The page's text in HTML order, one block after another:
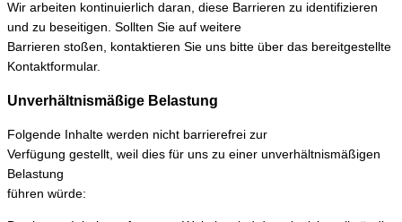
Wir arbeiten kontinuierlich daran, diese Barrieren zu identifizieren
und zu beseitigen. Sollten Sie auf weitere
Barrieren stoßen, kontaktieren Sie uns bitte über das bereitgestellte
Kontaktformular.
Unverhältnismäßige Belastung
Folgende Inhalte werden nicht barrierefrei zur
Verfügung gestellt, weil dies für uns zu einer unverhältnismäßigen
Belastung
führen würde: